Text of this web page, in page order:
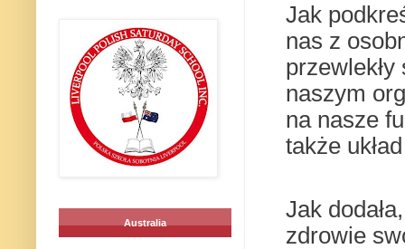
Jak
nas z
naszym
na nasze
także
Jak
zdrowie
Australia